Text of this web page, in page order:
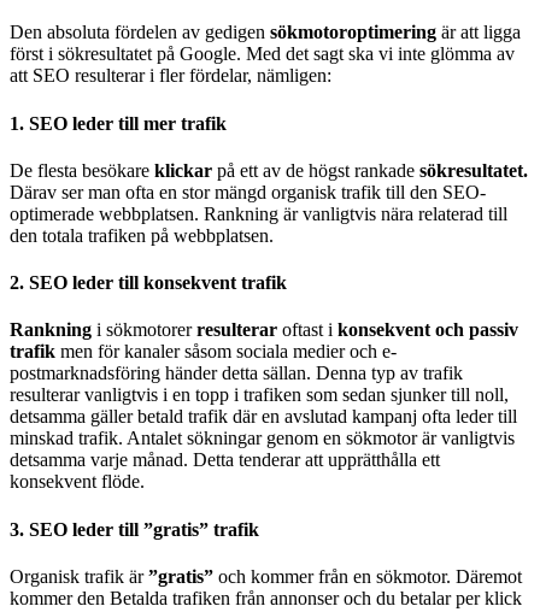
Den absoluta fördelen av gedigen sökmotoroptimering är att ligga
först i sökresultatet på Google. Med det sagt ska vi inte glömma av
att SEO resulterar i fler fördelar, nämligen:
1. SEO leder till mer trafik
De flesta besökare klickar på ett av de högst rankade sökresultatet.
Därav ser man ofta en stor mängd organisk trafik till den SEO-
optimerade webbplatsen. Rankning är vanligtvis nära relaterad till
den totala trafiken på webbplatsen.
2. SEO leder till konsekvent trafik
Rankning i sökmotorerresulterar oftast i konsekvent och passiv
trafik men för kanaler såsom sociala medier och e-
postmarknadsföring händer detta sällan. Denna typ av trafik
resulterar vanligtvis i en topp i trafiken som sedan sjunker till noll,
detsamma gäller betald trafik där en avslutad kampanj ofta leder till
minskad trafik. Antalet sökningar genom en sökmotor är vanligtvis
detsamma varje månad. Detta tenderar att upprätthålla ett
konsekvent flöde.
3. SEO leder till ”gratis” trafik
Organisk trafik är”gratis” och kommer från en sökmotor. Däremot
kommer den Betalda trafiken från annonser och du betalar per klick